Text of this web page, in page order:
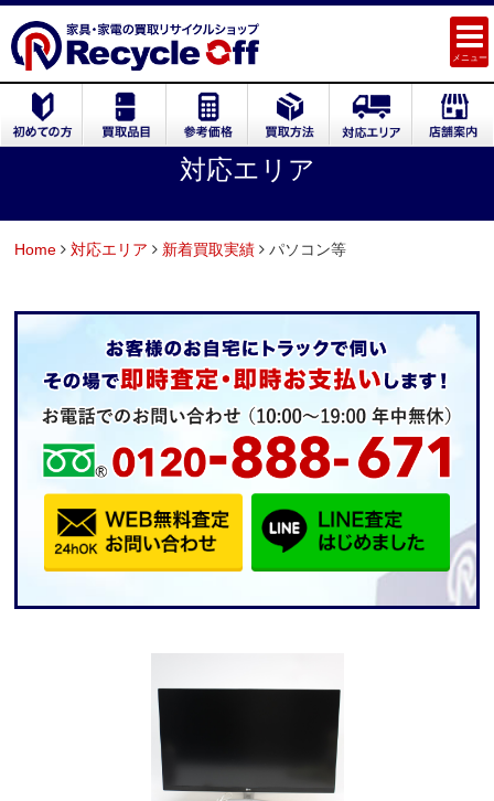
メニュー
対応エリア
Home 対応エリア 新着買取実績 パソコン等